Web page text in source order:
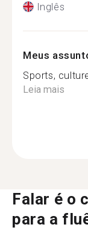
Inglês
Meus
Sports,
Leia mais
Falar é o
para a